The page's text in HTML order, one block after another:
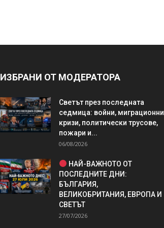
ИЗБРАНИ ОТ МОДЕРАТОРА
Светът през последната
седмица: войни, миграционни
кризи, политически трусове,
пожари и...
06/08/2026
НАЙ-ВАЖНОТО ОТ
ПОСЛЕДНИТЕ ДНИ:
БЪЛГАРИЯ,
ВЕЛИКОБРИТАНИЯ, ЕВРОПА И
СВЕТЪТ
27/07/2026